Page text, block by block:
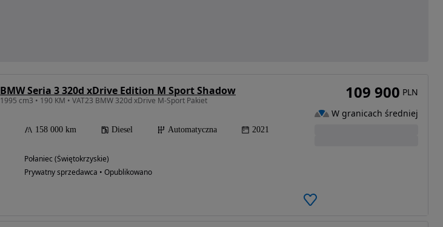
BMW Seria 3 320d xDrive Edition M Sport Shadow
1995 cm3 • 190 KM • VAT23 BMW 320d xDrive M-Sport Pakiet
158 000 km Diesel Automatyczna 2021
Połaniec (Świętokrzyskie)
Prywatny sprzedawca • Opublikowano
109 900 PLN
W granicach średniej